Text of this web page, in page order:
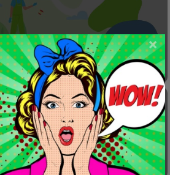
je container reinigen
kachel t.w.v. €
×